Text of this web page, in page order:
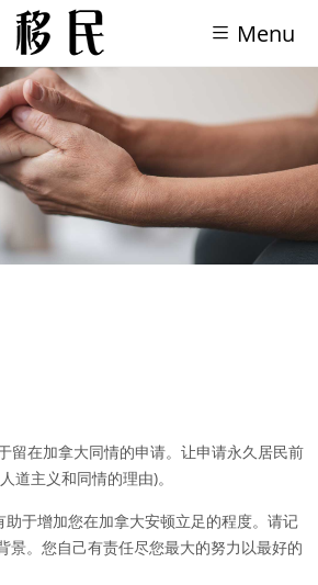
Menu
留在加拿大同情的申请。让申请永久居民前
道主义和同情的理由)。
于增加您在加拿大安顿立足的程度。请记
景。您自己有责任尽您最大的努力以最好的